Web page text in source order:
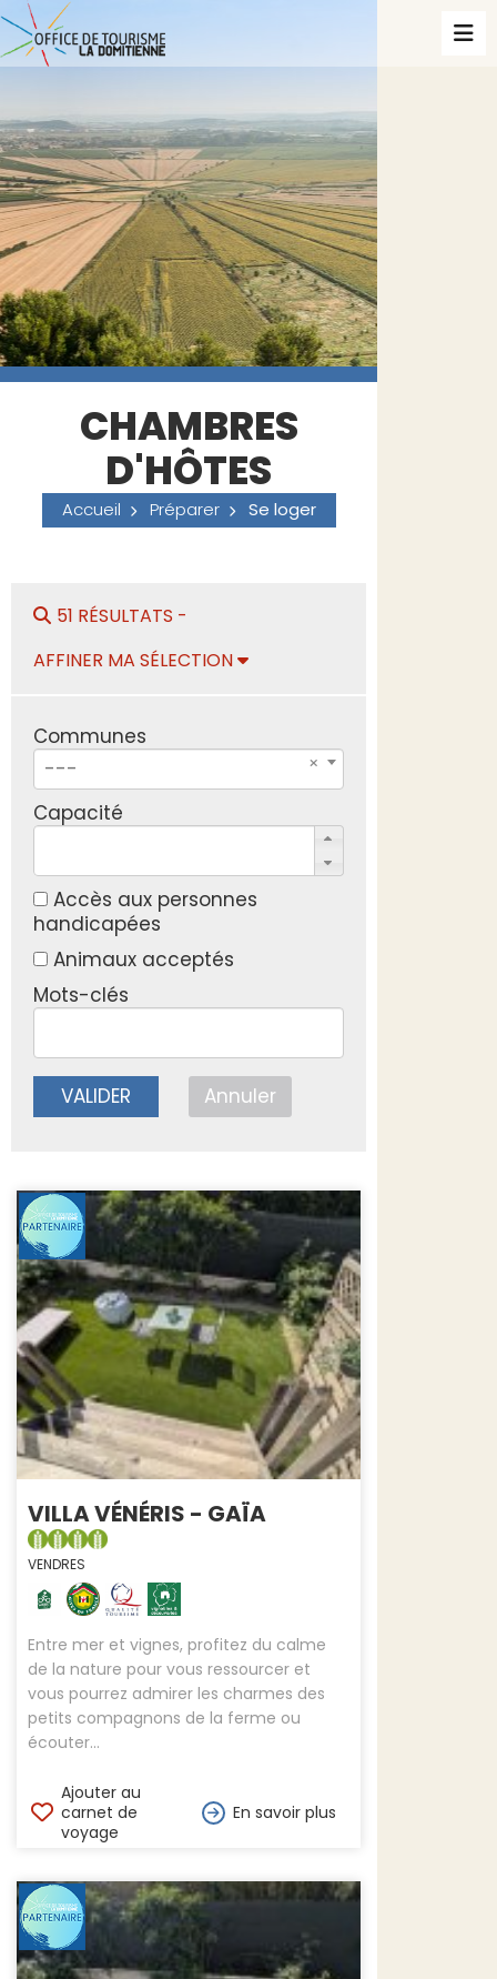
CHAMBRES
D'HÔTES
Accueil Préparer Se loger
51 RÉSULTATS -
AFFINER MA SÉLECTION
Communes
---
Capacité
Accès aux personnes
handicapées
Animaux acceptés
Mots-clés
VALIDER Annuler
VILLA VÉNÉRIS - GAÏA
VENDRES
Entre mer et vignes, profitez du calme
de la nature pour vous ressourcer et
vous pourrez admirer les charmes des
petits compagnons de la ferme ou
écouter...
Ajouter au
carnet de
voyage
En savoir plus